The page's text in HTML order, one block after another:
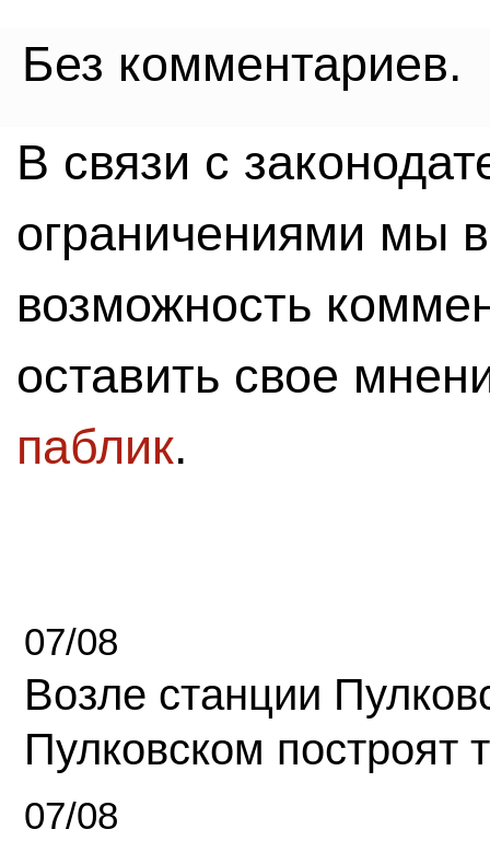
Без комментариев.
В связи с
ограничениями мы
возможность
оставить свое
паблик.
07/08
Возле станции
Пулковском построят
07/08